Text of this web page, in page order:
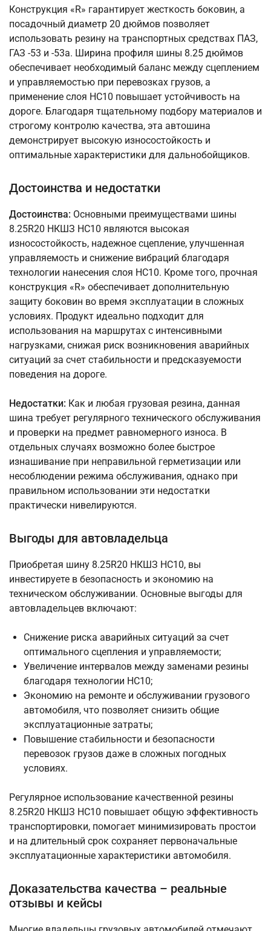
Конструкция «R» гарантирует жесткость боковин, а
посадочный диаметр 20 дюймов позволяет
использовать резину на транспортных средствах ПАЗ,
ГАЗ -53 и -53а. Ширина профиля шины 8.25 дюймов
обеспечивает необходимый баланс между сцеплением
и управляемостью при перевозках грузов, а
применение слоя НС10 повышает устойчивость на
дороге. Благодаря тщательному подбору материалов и
строгому контролю качества, эта автошина
демонстрирует высокую износостойкость и
оптимальные характеристики для дальнобойщиков.
Достоинства и недостатки
Достоинства: Основными преимуществами шины
8.25R20 НКШЗ НС10 являются высокая
износостойкость, надежное сцепление, улучшенная
управляемость и снижение вибраций благодаря
технологии нанесения слоя НС10. Кроме того, прочная
конструкция «R» обеспечивает дополнительную
защиту боковин во время эксплуатации в сложных
условиях. Продукт идеально подходит для
использования на маршрутах с интенсивными
нагрузками, снижая риск возникновения аварийных
ситуаций за счет стабильности и предсказуемости
поведения на дороге.
Недостатки: Как и любая грузовая резина, данная
шина требует регулярного технического обслуживания
и проверки на предмет равномерного износа. В
отдельных случаях возможно более быстрое
изнашивание при неправильной герметизации или
несоблюдении режима обслуживания, однако при
правильном использовании эти недостатки
практически нивелируются.
Выгоды для автовладельца
Приобретая шину 8.25R20 НКШЗ НС10, вы
инвестируете в безопасность и экономию на
техническом обслуживании. Основные выгоды для
автовладельцев включают:
Снижение риска аварийных ситуаций за счет
оптимального сцепления и управляемости;
Увеличение интервалов между заменами резины
благодаря технологии НС10;
Экономию на ремонте и обслуживании грузового
автомобиля, что позволяет снизить общие
эксплуатационные затраты;
Повышение стабильности и безопасности
перевозок грузов даже в сложных погодных
условиях.
Регулярное использование качественной резины
8.25R20 НКШЗ НС10 повышает общую эффективность
транспортировки, помогает минимизировать простои
и на длительный срок сохраняет первоначальные
эксплуатационные характеристики автомобиля.
Доказательства качества – реальные
отзывы и кейсы